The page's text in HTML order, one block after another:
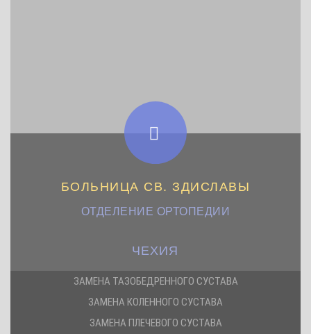
БОЛЬНИЦА СВ. ЗДИСЛАВЫ
ОТДЕЛЕНИЕ ОРТОПЕДИИ
ЧЕХИЯ
ЗАМЕНА ТАЗОБЕДРЕННОГО СУСТАВА
ЗАМЕНА КОЛЕННОГО СУСТАВА
ЗАМЕНА ПЛЕЧЕВОГО СУСТАВА